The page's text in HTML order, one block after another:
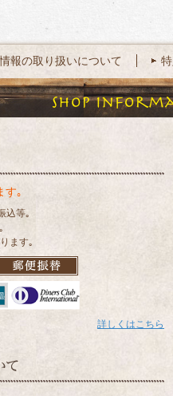
報の取り扱いについて
す｡
込等｡
ます｡
詳しくはこちら